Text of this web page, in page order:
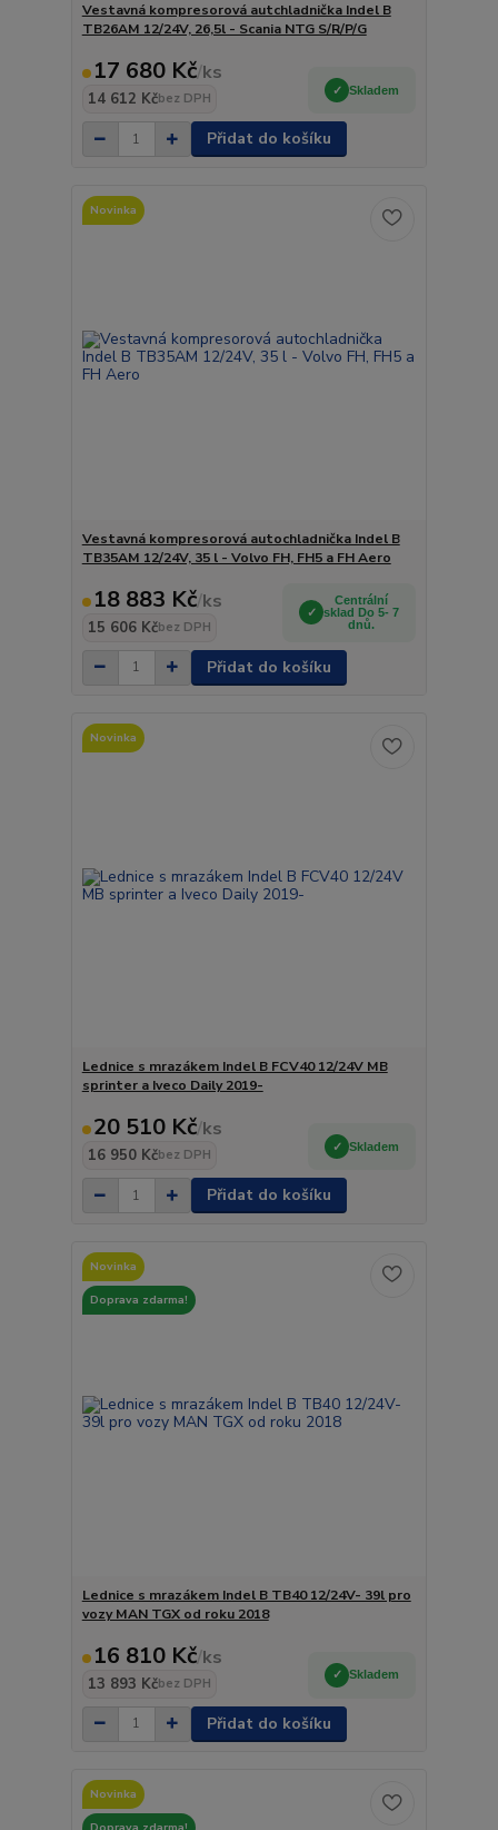
Vestavná kompresorová autchladnička Indel B
TB26AM 12/24V, 26,5l - Scania NTG S/R/P/G
17 680 Kč/ks
14 612 Kčbez DPH
Skladem
Přidat do košíku
Novinka
Vestavná kompresorová autochladnička Indel B
TB35AM 12/24V, 35 l - Volvo FH, FH5 a FH Aero
18 883 Kč/ks
15 606 Kčbez DPH
Centrální
sklad Do 5- 7
dnů.
Přidat do košíku
Novinka
Lednice s mrazákem Indel B FCV40 12/24V MB
sprinter a Iveco Daily 2019-
20 510 Kč/ks
16 950 Kčbez DPH
Skladem
Přidat do košíku
Novinka
Doprava zdarma!
Lednice s mrazákem Indel B TB40 12/24V- 39l pro
vozy MAN TGX od roku 2018
16 810 Kč/ks
13 893 Kčbez DPH
Skladem
Přidat do košíku
Novinka